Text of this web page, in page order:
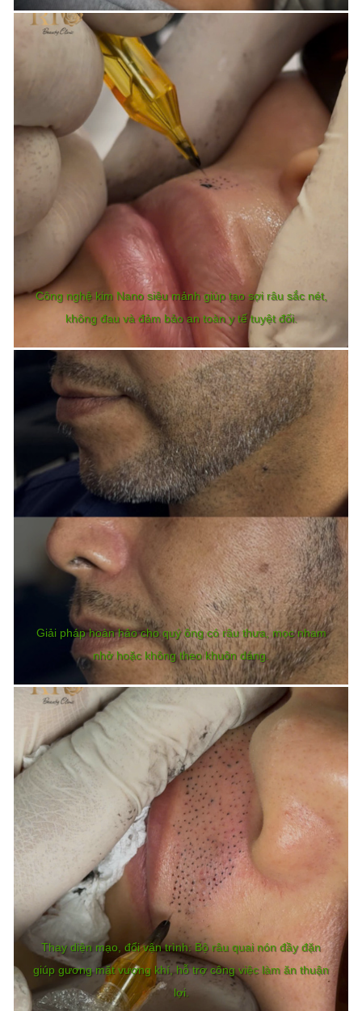
Công nghệ kim Nano siêu mảnh giúp tạo sợi râu sắc nét,
không đau và đảm bảo an toàn y tế tuyệt đối.
Giải pháp hoàn hảo cho quý ông có râu thưa, mọc nham
nhở hoặc không theo khuôn dáng.
Thay diện mạo, đổi vận trình: Bộ râu quai nón đầy đặn
giúp gương mặt vượng khí, hỗ trợ công việc làm ăn thuận
lợi.